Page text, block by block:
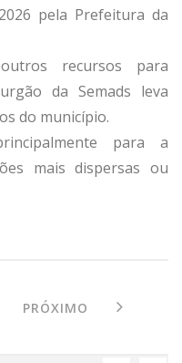
pela Prefeitura da
recursos para
da Semads leva
do município.
para a
mais dispersas ou
PRÓXIMO